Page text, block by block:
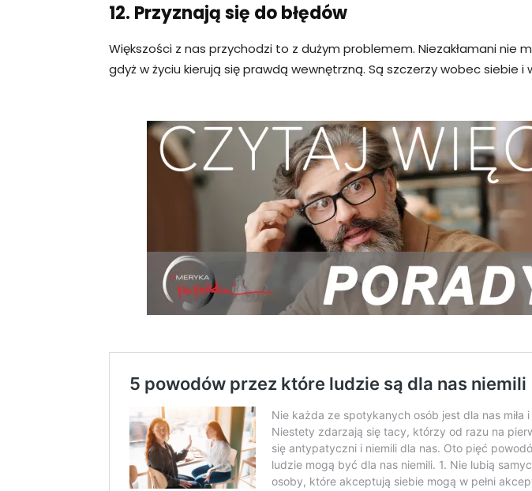
12. Przyznają się do błędów
Większości z nas przychodzi to z dużym problemem. Niezakłamani nie
gdyż w życiu kierują się prawdą wewnętrzną. Są szczerzy wobec siebie i